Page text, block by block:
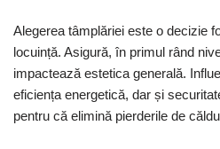
Alegerea tâmplăriei este o decizie
locuință. Asigură, în primul rând
impactează estetica generală.
eficiența energetică, dar și
pentru că elimină pierderile de